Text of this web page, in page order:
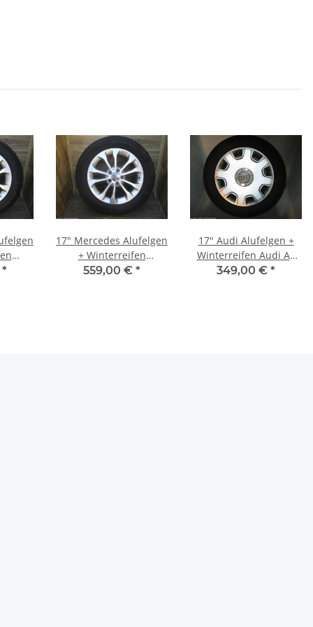
*
17" Mercedes Alufelgen
+ Winterreifen
Mercedes GLA (X156)
559,00 € *
17" Audi Alufelgen +
Winterreifen Audi A8
(4E)
349,00 € *